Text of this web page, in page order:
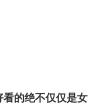
看的绝不仅仅是女